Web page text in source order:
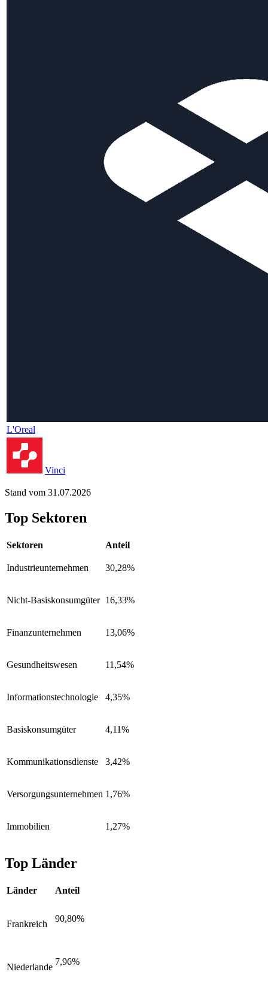
L'Oreal
Vinci
Stand vom 31.07.2026
Top Sektoren
Sektoren Anteil
Industrieunternehmen 30,28%
Nicht-Basiskonsumgüter 16,33%
Finanzunternehmen 13,06%
Gesundheitswesen 11,54%
Informationstechnologie 4,35%
Basiskonsumgüter 4,11%
Kommunikationsdienste 3,42%
Versorgungsunternehmen 1,76%
Immobilien 1,27%
Top Länder
Länder Anteil
Frankreich
90,80%
Niederlande
7,96%